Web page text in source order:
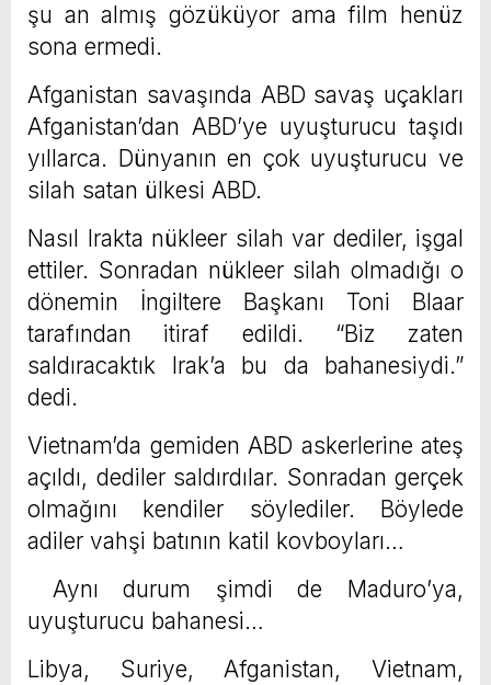
şu an almış gözüküyor ama film henüz
sona ermedi.
Afganistan savaşında ABD savaş uçakları
Afganistan’dan ABD’ye uyuşturucu taşıdı
yıllarca. Dünyanın en çok uyuşturucu ve
silah satan ülkesi ABD.
Nasıl Irakta nükleer silah var dediler, işgal
ettiler. Sonradan nükleer silah olmadığı o
dönemin İngiltere Başkanı Toni Blaar
tarafından itiraf edildi. “Biz zaten
saldıracaktık Irak’a bu da bahanesiydi.”
dedi.
Vietnam’da gemiden ABD askerlerine ateş
açıldı, dediler saldırdılar. Sonradan gerçek
olmağını kendiler söylediler. Böylede
adiler vahşi batının katil kovboyları…
Aynı durum şimdi de Maduro’ya,
uyuşturucu bahanesi…
Libya, Suriye, Afganistan, Vietnam,